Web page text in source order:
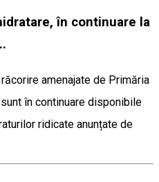
în continuare la
amenajate de Primăria
în continuare disponibile
ridicate anunțate de